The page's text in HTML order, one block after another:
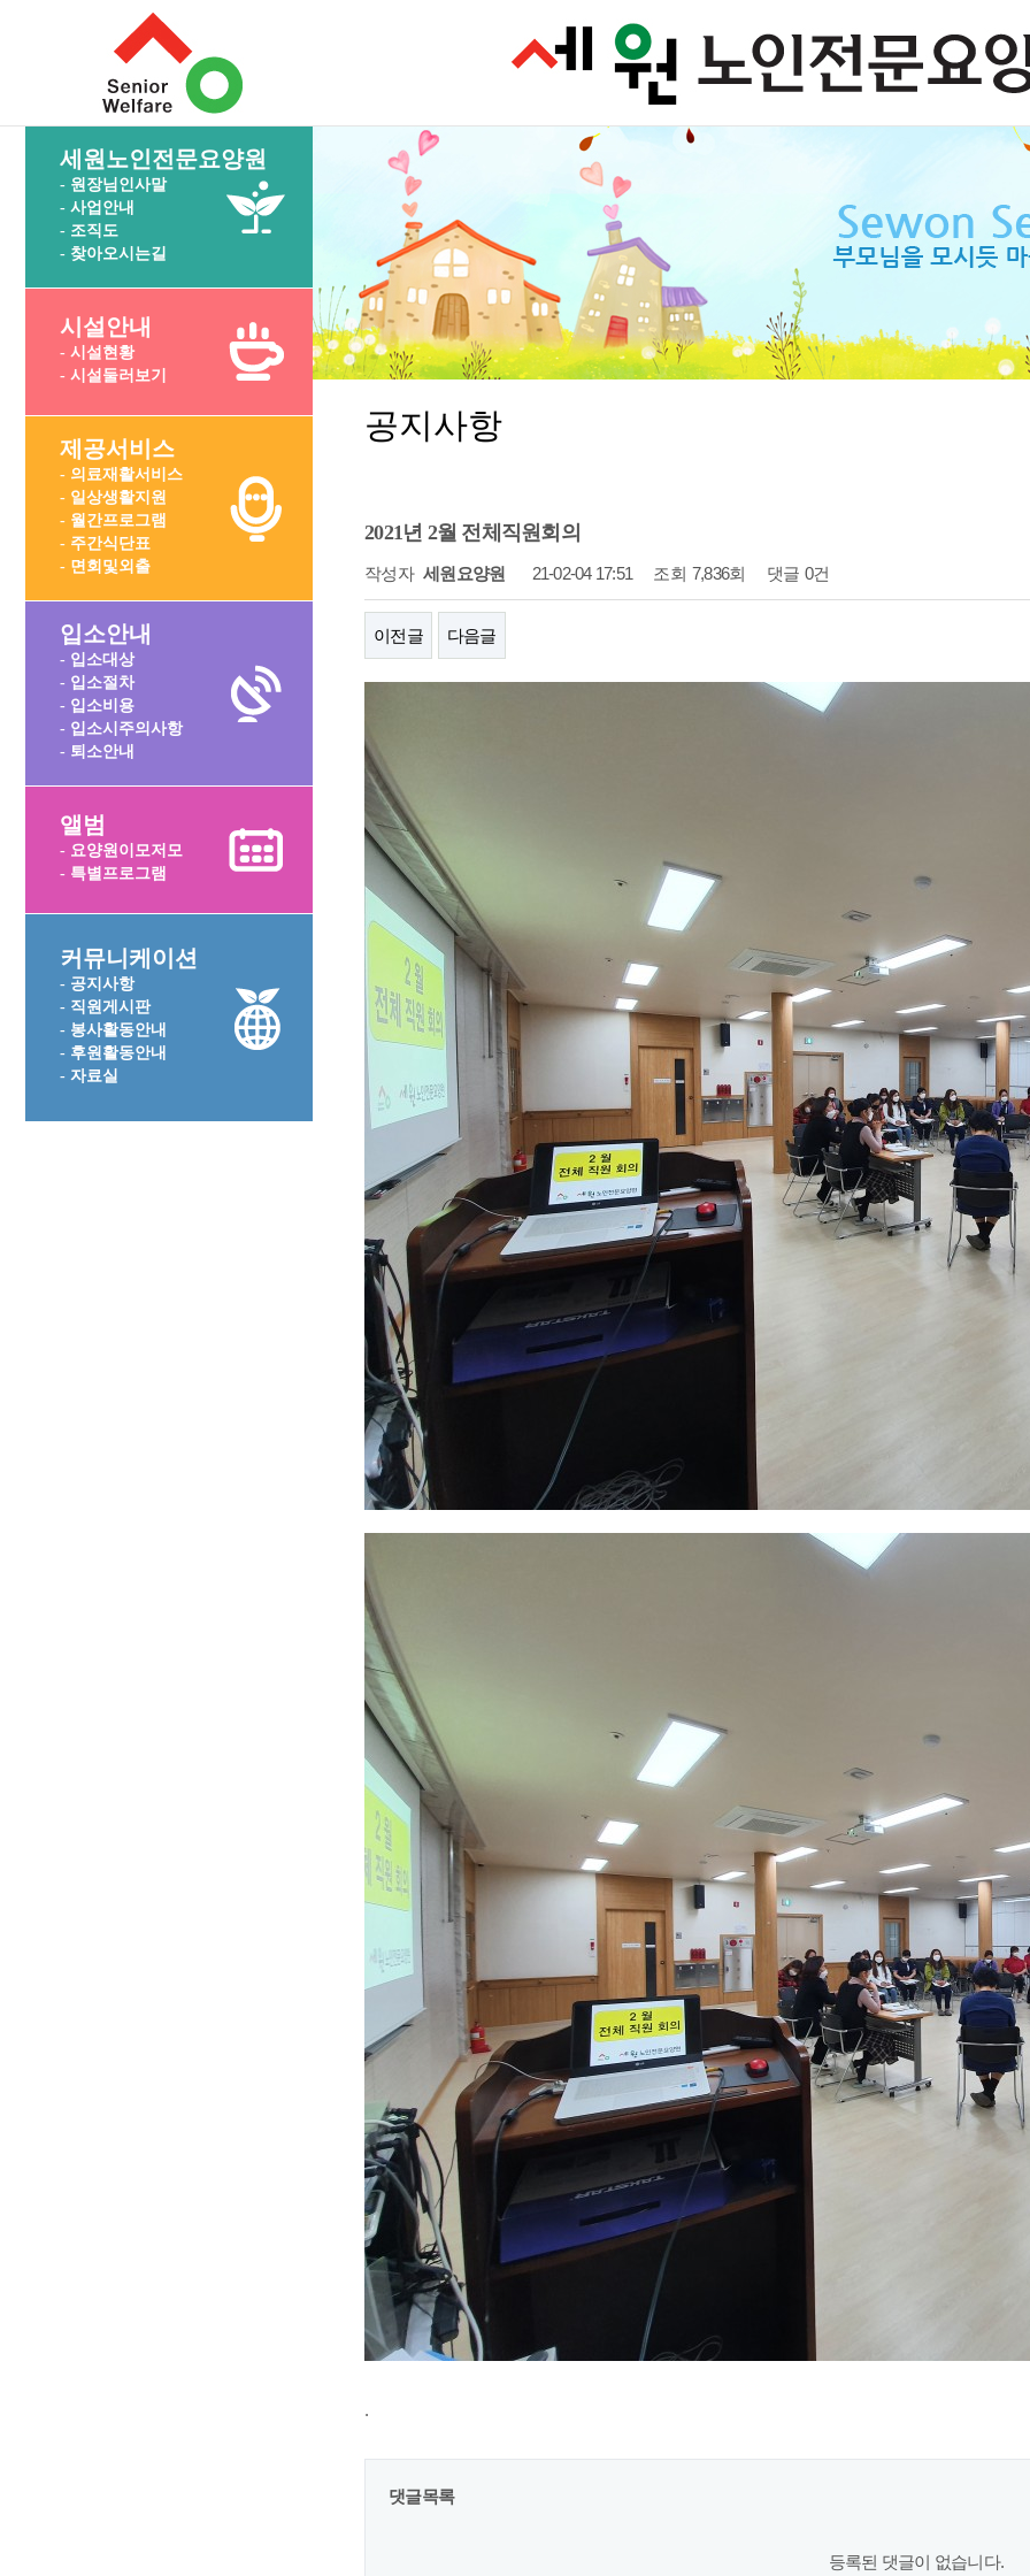
세원노인전문요양원
- 원장님인사말
- 사업안내
- 조직도
- 찾아오시는길
시설안내
- 시설현황
- 시설둘러보기
제공서비스
- 의료재활서비스
- 일상생활지원
- 월간프로그램
- 주간식단표
- 면회및외출
입소안내
- 입소대상
- 입소절차
- 입소비용
- 입소시주의사항
- 퇴소안내
앨범
- 요양원이모저모
- 특별프로그램
커뮤니케이션
- 공지사항
- 직원게시판
- 봉사활동안내
- 후원활동안내
- 자료실
공지사항
2021년 2월 전체직원회의
작성자 세원요양원 21-02-04 17:51 조회 7,836회 댓글 0건
이전글 다음글
.
댓글목록
등록된 댓글이 없습니다.